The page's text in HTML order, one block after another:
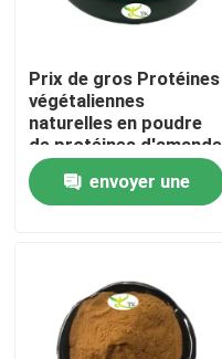
À la maison
Produits
Visite de l'usine
Prix ​​de gros Protéines
végétaliennes
naturelles en poudre
de protéines d'amande
40 % 50 % 60 %
envoyer une